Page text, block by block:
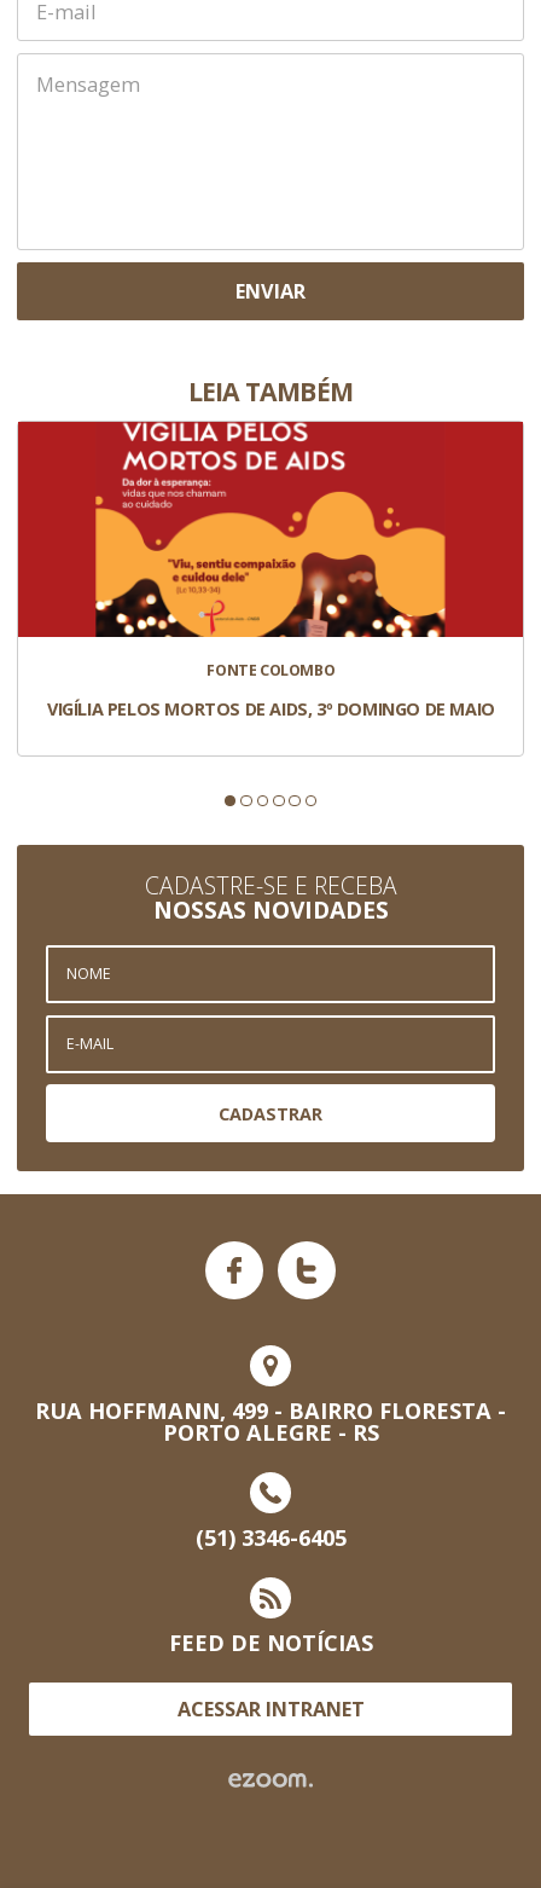
ENVIAR
LEIA TAMBÉM
FONTE COLOMBO
VIGÍLIA PELOS MORTOS DE AIDS, 3º DOMINGO DE MAIO
CADASTRE-SE E RECEBA
NOSSAS NOVIDADES
CADASTRAR
RUA HOFFMANN, 499 - BAIRRO FLORESTA -
PORTO ALEGRE - RS
(51) 3346-6405
FEED DE NOTÍCIAS
ACESSAR INTRANET